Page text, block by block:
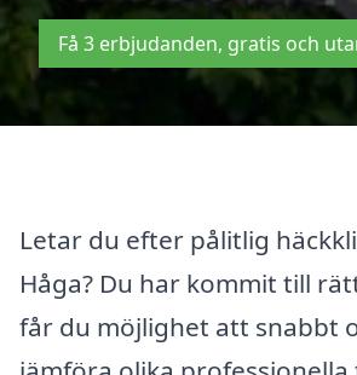
Få 3 erbjudanden, gratis och
Letar du efter pålitlig
Håga? Du har kommit till
får du möjlighet att snabbt